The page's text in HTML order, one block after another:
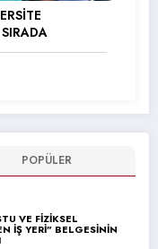
POPÜLER
VE FİZİKSEL
İŞ YERİ” BELGESİNİN